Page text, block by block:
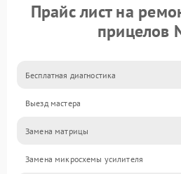
Прайс лист на
прицелов
Бесплатная диагностика
Выезд мастера
Замена матрицы
Замена микросхемы усилителя